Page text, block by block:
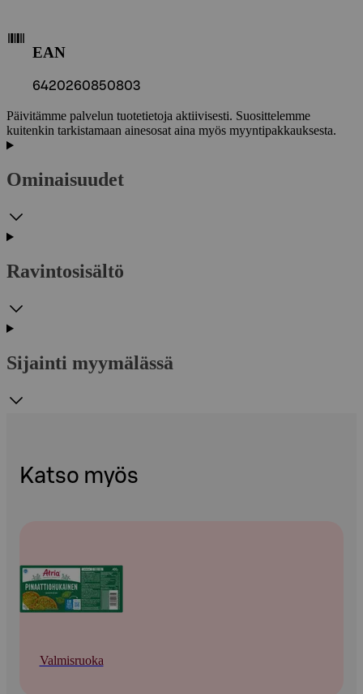
EAN
6420260850803
Päivitämme palvelun tuotetietoja aktiivisesti. Suosittelemme
kuitenkin tarkistamaan ainesosat aina myös myyntipakkauksesta.
Ominaisuudet
Ravintosisältö
Sijainti myymälässä
Katso myös
Valmisruoka